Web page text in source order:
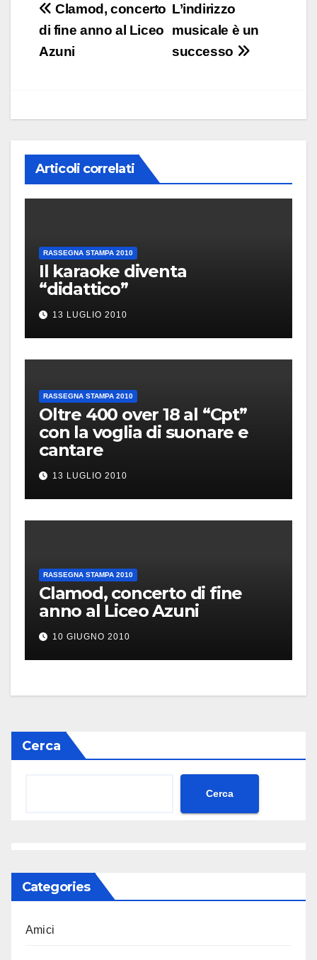
Navigazione
articoli
L’indirizzo
musicale è un
successo
Clamod, concerto
di fine anno al Liceo
Azuni
Articoli correlati
RASSEGNA STAMPA 2010
Il karaoke diventa
“didattico”
13 LUGLIO 2010
RASSEGNA STAMPA 2010
Oltre 400 over 18 al “Cpt”
con la voglia di suonare e
cantare
13 LUGLIO 2010
RASSEGNA STAMPA 2010
Clamod, concerto di fine
anno al Liceo Azuni
10 GIUGNO 2010
Cerca
Cerca
Categories
Amici